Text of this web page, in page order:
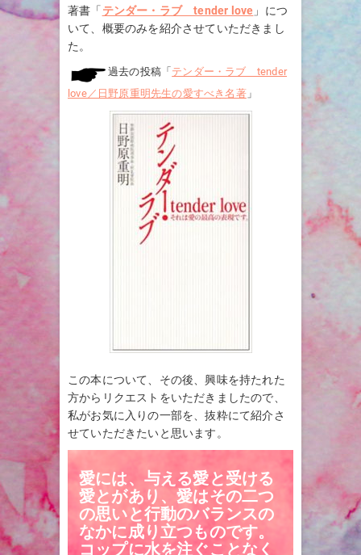
著書「 テンダー・ラブ tender love 」につ
いて、概要のみを紹介させていただきまし
た。
過去の投稿「 テンダー・ラブ tender
love／日野原重明先生の愛すべき名著」
この本について、その後、興味を持たれた
方からリクエストをいただきましたので、
私がお気に入りの一部を、抜粋にて紹介さ
せていただきたいと思います。
愛には、与える愛と受ける
愛とがあり、愛はその二つ
の思いと行動のバランスの
なかに成り立つものです。
コップに水を注ぐことなく